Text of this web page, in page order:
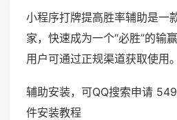
小程序打牌提高胜率辅助是一
家，快速成为一个“必胜”的输
用户可通过正规渠道获取使用。
辅助安装，可QQ搜索申请
件安装教程